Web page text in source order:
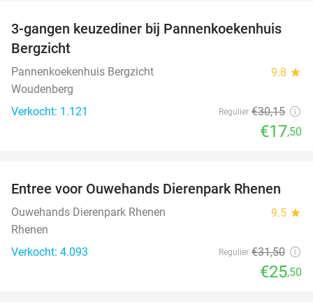
42%
3-gangen keuzediner bij Pannenkoekenhuis
Bergzicht
Pannenkoekenhuis Bergzicht 9.8 star
Woudenberg
Verkocht: 1.121
Regulier €30,15
€17,50
19%
Entree voor Ouwehands Dierenpark Rhenen
Ouwehands Dierenpark Rhenen 9.5 star
Rhenen
Verkocht: 4.093
Regulier €31,50
€25,50